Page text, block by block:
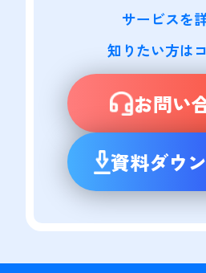
サービスを
知りたい方は
お問い
資料ダウ